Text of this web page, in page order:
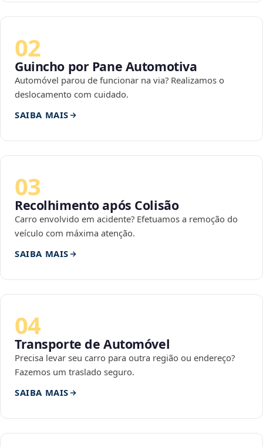
02
Guincho por Pane Automotiva
Automóvel parou de funcionar na via? Realizamos o
deslocamento com cuidado.
SAIBA MAIS
03
Recolhimento após Colisão
Carro envolvido em acidente? Efetuamos a remoção do
veículo com máxima atenção.
SAIBA MAIS
04
Transporte de Automóvel
Precisa levar seu carro para outra região ou endereço?
Fazemos um traslado seguro.
SAIBA MAIS